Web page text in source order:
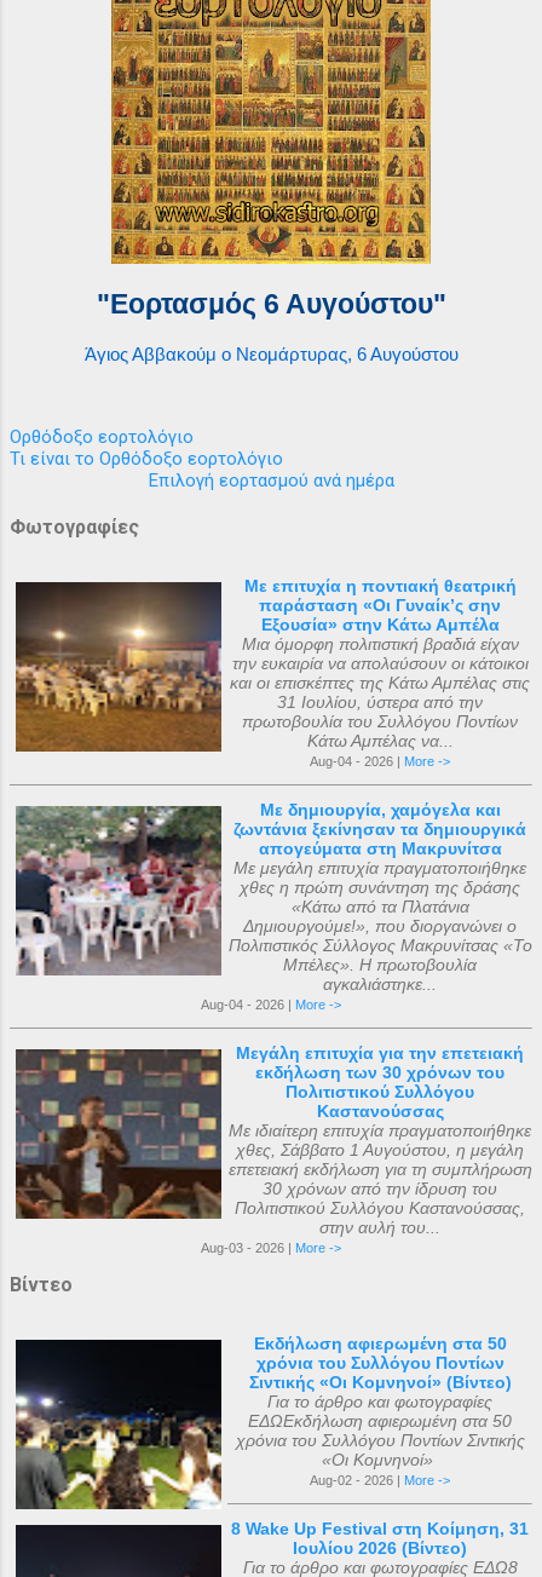
"Εορτασμός 6 Αυγούστου"
Άγιος Αββακούμ ο Νεομάρτυρας, 6 Αυγούστου
Ορθόδοξο εορτολόγιο
Τι είναι το Ορθόδοξο εορτολόγιο
Επιλογή εορτασμού ανά ημέρα
Φωτογραφίες
Με επιτυχία η ποντιακή θεατρική
παράσταση «Οι Γυναίκ’ς σην
Εξουσία» στην Κάτω Αμπέλα
Μια όμορφη πολιτιστική βραδιά είχαν
την ευκαιρία να απολαύσουν οι κάτοικοι
και οι επισκέπτες της Κάτω Αμπέλας στις
31 Ιουλίου, ύστερα από την
πρωτοβουλία του Συλλόγου Ποντίων
Κάτω Αμπέλας να...
Aug-04 - 2026 | More ->
Με δημιουργία, χαμόγελα και
ζωντάνια ξεκίνησαν τα δημιουργικά
απογεύματα στη Μακρυνίτσα
Με μεγάλη επιτυχία πραγματοποιήθηκε
χθες η πρώτη συνάντηση της δράσης
«Κάτω από τα Πλατάνια
Δημιουργούμε!», που διοργανώνει ο
Πολιτιστικός Σύλλογος Μακρυνίτσας «Το
Μπέλες». Η πρωτοβουλία
αγκαλιάστηκε...
Aug-04 - 2026 | More ->
Μεγάλη επιτυχία για την επετειακή
εκδήλωση των 30 χρόνων του
Πολιτιστικού Συλλόγου
Καστανούσσας
Με ιδιαίτερη επιτυχία πραγματοποιήθηκε
χθες, Σάββατο 1 Αυγούστου, η μεγάλη
επετειακή εκδήλωση για τη συμπλήρωση
30 χρόνων από την ίδρυση του
Πολιτιστικού Συλλόγου Καστανούσσας,
στην αυλή του...
Aug-03 - 2026 | More ->
Βίντεο
Εκδήλωση αφιερωμένη στα 50
χρόνια του Συλλόγου Ποντίων
Σιντικής «Οι Κομνηνοί» (Βίντεο)
Για το άρθρο και φωτογραφίες
ΕΔΩΕκδήλωση αφιερωμένη στα 50
χρόνια του Συλλόγου Ποντίων Σιντικής
«Οι Κομνηνοί»
Aug-02 - 2026 | More ->
8 Wake Up Festival στη Κοίμηση, 31
Ιουλίου 2026 (Βίντεο)
Για το άρθρο και φωτογραφίες ΕΔΩ8